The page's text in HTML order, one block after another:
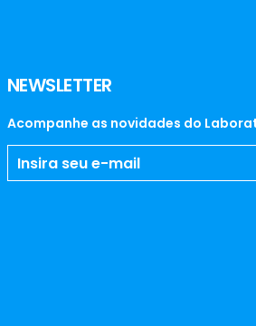
NEWSLETTER
Acompanhe as novidades do